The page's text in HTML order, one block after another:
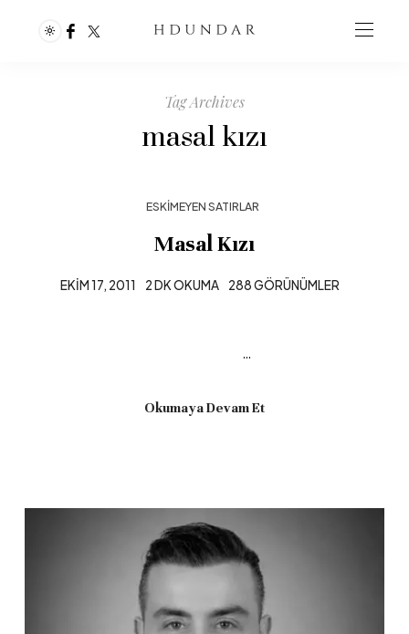
Tag Archives
masal kızı
ESKIMEYEN SATIRLAR
Masal Kızı
EKIM 17, 2011 2 DK OKUMA 288 GÖRÜNÜMLER
…
Okumaya Devam Et